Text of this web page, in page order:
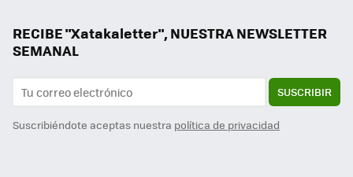
RECIBE "Xatakaletter", NUESTRA NEWSLETTER
SEMANAL
SUSCRIBIR
Suscribiéndote aceptas nuestra política de privacidad